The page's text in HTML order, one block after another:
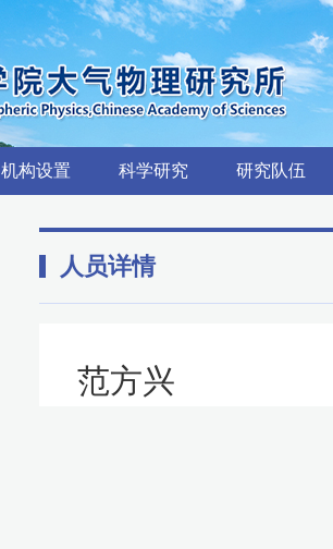
机构设置 科学研究 研究队伍
人员详情
范方兴